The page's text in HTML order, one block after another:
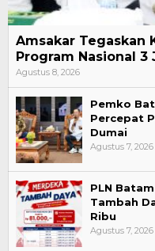
Amsakar Tegaskan
Program Nasional 3
Agustus 8, 2026
Pemko
Percepat
Dumai
Agustus 7, 2026
PLN
Tambah
Ribu
Agustus 7, 2026